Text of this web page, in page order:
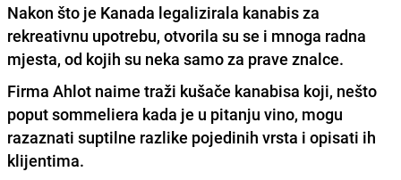
Nakon što je Kanada legalizirala kanabis za
rekreativnu upotrebu, otvorila su se i mnoga radna
mjesta, od kojih su neka samo za prave znalce.
Firma Ahlot naime traži kušače kanabisa koji, nešto
poput sommeliera kada je u pitanju vino, mogu
razaznati suptilne razlike pojedinih vrsta i opisati ih
klijentima.